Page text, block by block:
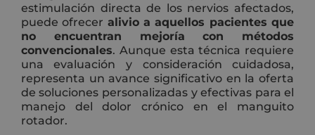
estimulación directa de los nervios afectados,
puede ofrecer alivio a aquellos pacientes que
no encuentran mejoría con métodos
convencionales. Aunque esta técnica requiere
una evaluación y consideración cuidadosa,
representa un avance significativo en la oferta
de soluciones personalizadas y efectivas para el
manejo del dolor crónico en el manguito
rotador.